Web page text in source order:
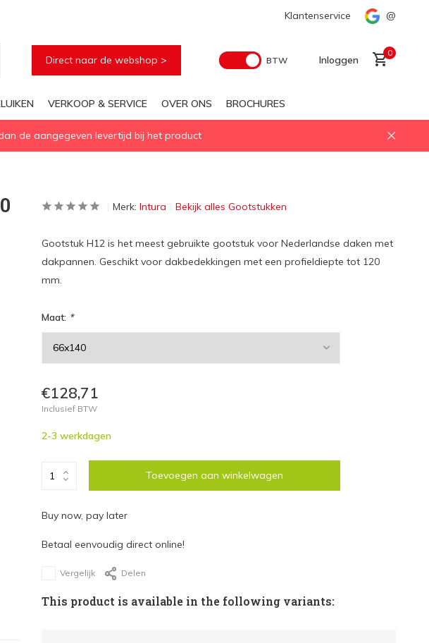
en architecten Voor elke geïsoleerd daglichtoplossing Snelle levering
Klantenservice @
Direct naar de webshop > BTW Inloggen
0
VERKOOP & SERVICE OVER ONS BROCHURES
de aangegeven levertijd bij het product
Merk: Intura Bekijk alles Gootstukken
Gootstuk H12 is het meest gebruikte gootstuk voor Nederlandse daken met
dakpannen. Geschikt voor dakbedekkingen met een profieldiepte tot 120
mm.
Maat: *
€128,71
Inclusief BTW
2-3 werkdagen
Toevoegen aan winkelwagen
Buy now, pay later
Betaal eenvoudig direct online!
Vergelijk Delen
This product is available in the following variants: